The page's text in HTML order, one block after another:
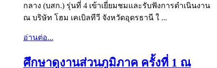
กลาง (บสก.) รุ่นที่ 4 เข้าเยี่ยมชมและรับฟังการดำเนินงาน
ณ บริษัท โฮม เคเบิลทีวี จังหวัดอุดรธานี ใ ...
อ่านต่อ...
ศึกษาดูงานส่วนภูมิภาค ครั้งที่ 1 ณ